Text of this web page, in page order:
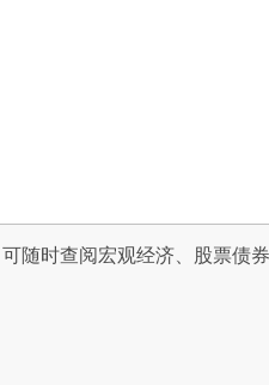
可随时查阅宏观经济、股票债